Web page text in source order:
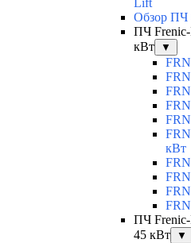
Lift
Обзор ПЧ
ПЧ
кВт
▼
кВт
ПЧ
45 кВт
▼